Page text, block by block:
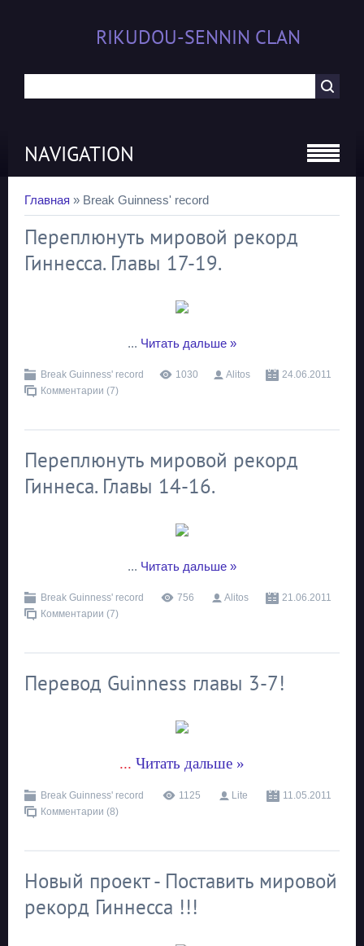
RIKUDOU-SENNIN CLAN
NAVIGATION
Главная » Break Guinness' record
Переплюнуть мировой рекорд
Гиннесса. Главы 17-19.
... Читать дальше »
Break Guinness' record 1030 Alitos
24.06.2011
Комментарии (7)
Переплюнуть мировой рекорд
Гиннеса. Главы 14-16.
... Читать дальше »
Break Guinness' record 756 Alitos
21.06.2011
Комментарии (7)
Перевод Guinness главы 3-7!
... Читать дальше »
Break Guinness' record 1125 Lite
11.05.2011
Комментарии (8)
Новый проект - Поставить мировой
рекорд Гиннесса !!!